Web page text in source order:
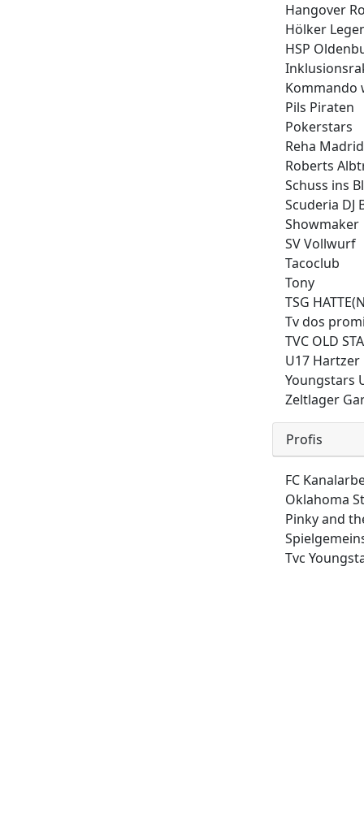
Hangover
Hölker
HSP
Kommando
Pils Piraten
Pokerstars
Reha Madrid
Roberts
Schuss ins
Scuderia DJ
Showmaker
SV Vollwurf
Tacoclub
Tony
TSG
Tv dos
TVC OLD
U17 Hartzer
Youngstars
Zeltlager
Profis
FC
Oklahoma
Pinky and
Tvc